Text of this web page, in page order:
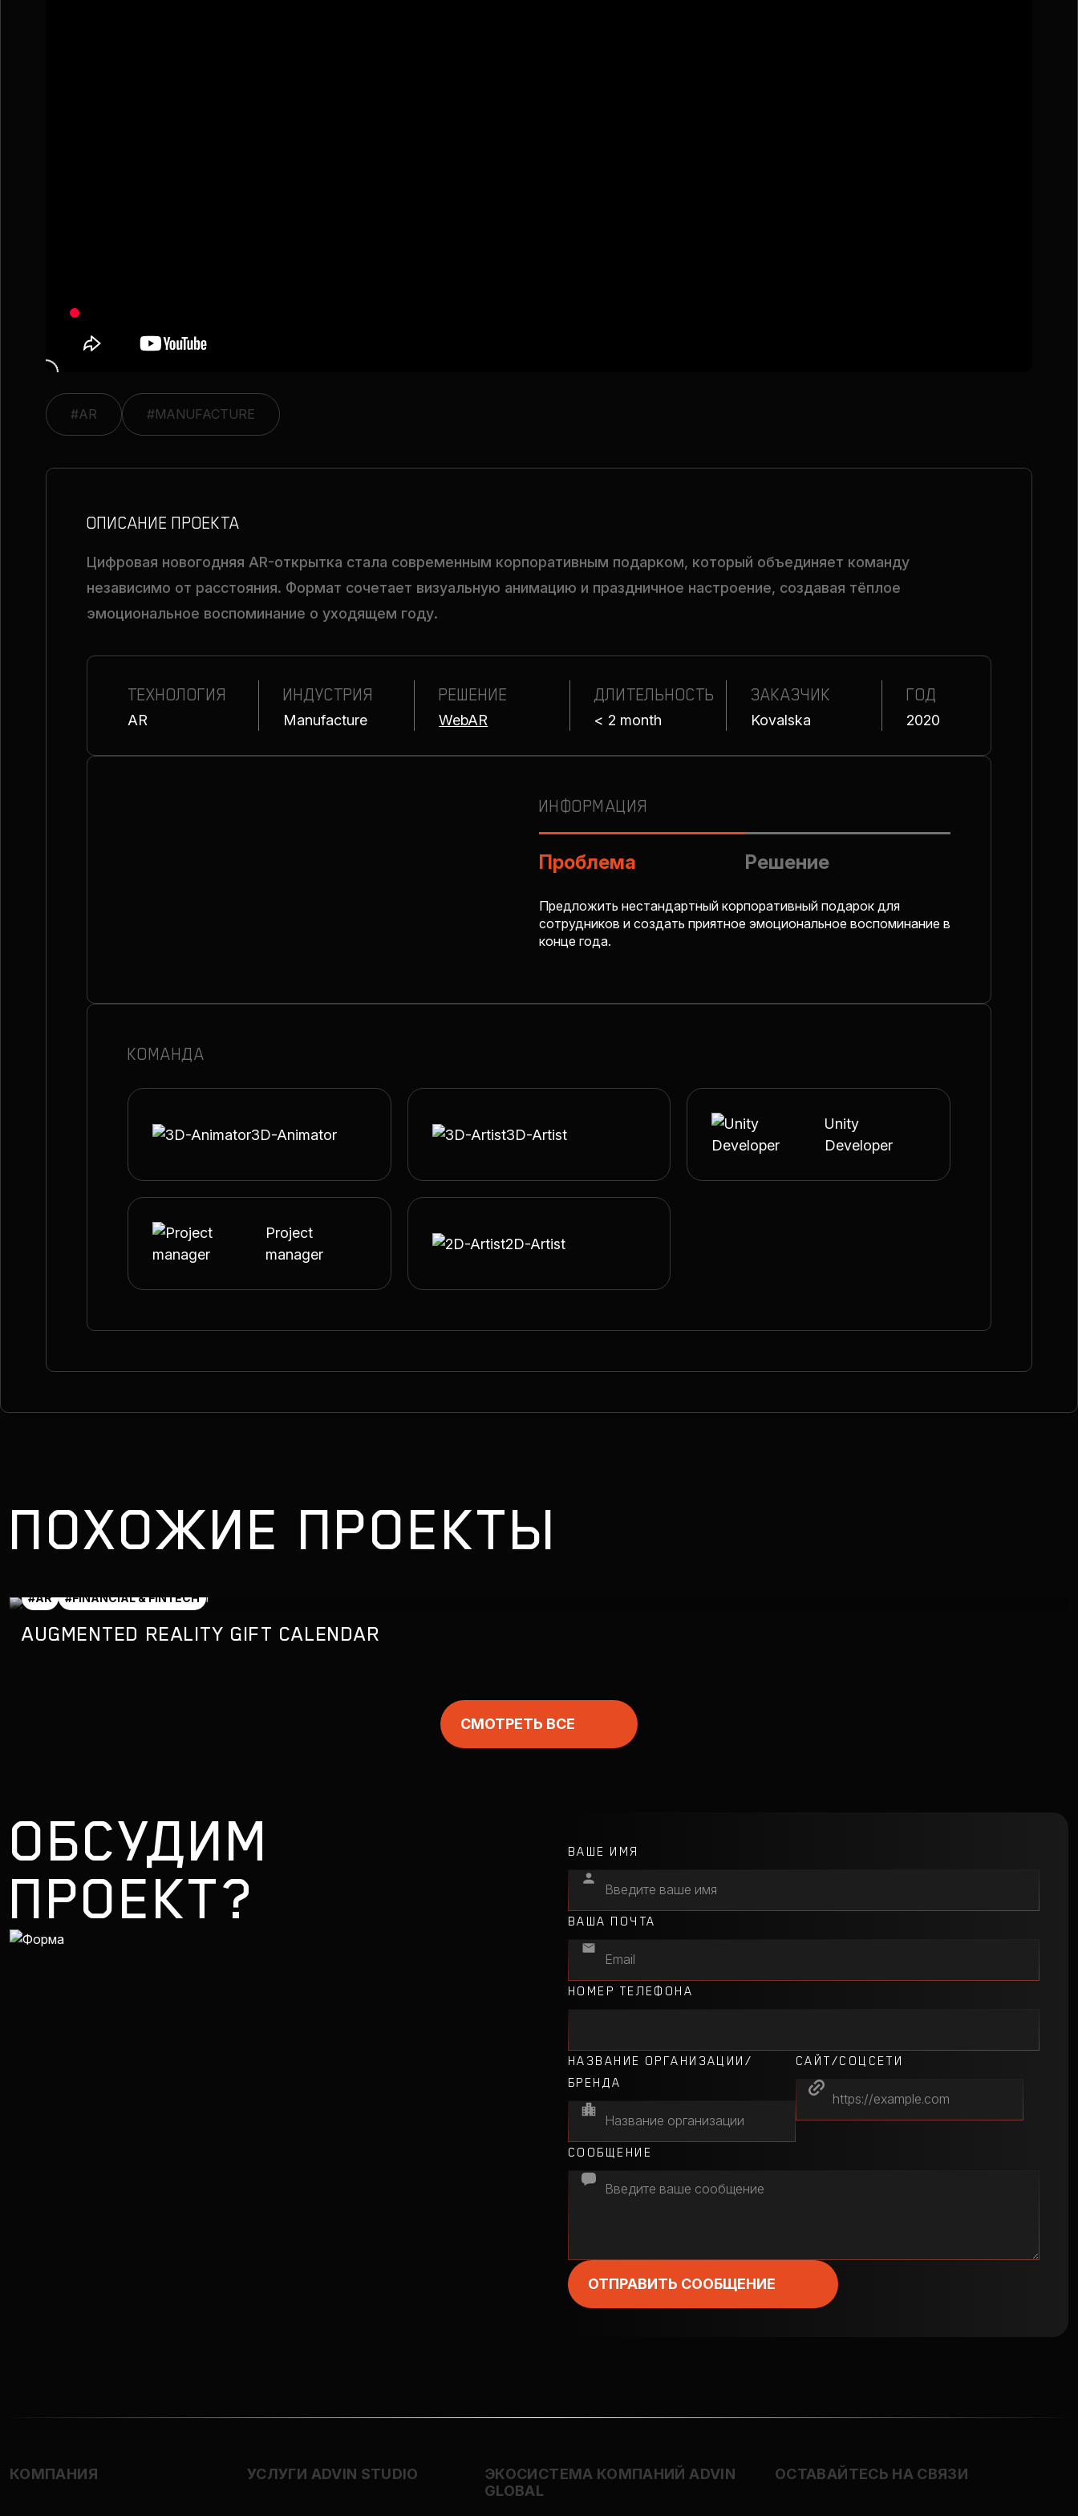
#AR #MANUFACTURE
ОПИСАНИЕ ПРОЕКТА
Цифровая новогодняя AR-открытка стала современным корпоративным подарком, который объединяет команду
независимо от расстояния. Формат сочетает визуальную анимацию и праздничное настроение, создавая тёплое
эмоциональное воспоминание о уходящем году.
ТЕХНОЛОГИЯ
AR
ИНДУСТРИЯ
Manufacture
РЕШЕНИЕ
WebAR
ДЛИТЕЛЬНОСТЬ
< 2 month
ЗАКАЗЧИК
Kovalska
ГОД
2020
ИНФОРМАЦИЯ
Проблема Решение
Предложить нестандартный корпоративный подарок для
сотрудников и создать приятное эмоциональное воспоминание в
конце года.
КОМАНДА
3D-Animator 3D-Artist
Unity
Developer
Project
manager
2D-Artist
ПОХОЖИЕ ПРОЕКТЫ
#AR #FINANCIAL & FINTECH
AUGMENTED REALITY GIFT CALENDAR
СМОТРЕТЬ ВСЕ
ОБСУДИМ
ПРОЕКТ?
ВАШЕ ИМЯ
ВАША ПОЧТА
НОМЕР ТЕЛЕФОНА
НАЗВАНИЕ ОРГАНИЗАЦИИ/
БРЕНДА
САЙТ/СОЦСЕТИ
СООБЩЕНИЕ
ОТПРАВИТЬ СООБЩЕНИЕ
КОМПАНИЯ УСЛУГИ ADVIN STUDIO
ЭКОСИСТЕМА КОМПАНИЙ ADVIN
GLOBAL
ОСТАВАЙТЕСЬ НА СВЯЗИ